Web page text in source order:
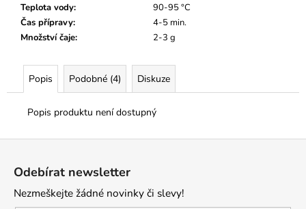
Teplota vody:
90-95 °C
Čas přípravy:
4-5 min.
Množství čaje: 2-3 g
Popis Podobné (4) Diskuze
Popis produktu není dostupný
Odebírat newsletter
Nezmeškejte žádné novinky či slevy!